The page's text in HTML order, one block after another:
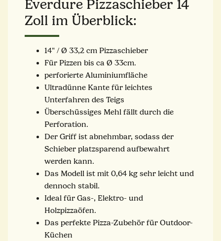
Everdure Pizzaschieber 14
Zoll im Überblick:
14" / Ø 33,2 cm Pizzaschieber
Für Pizzen bis ca Ø 33cm.
perforierte Aluminiumfläche
Ultradünne Kante für leichtes
Unterfahren des Teigs
Überschüssiges Mehl fällt durch die
Perforation.
Der Griff ist abnehmbar, sodass der
Schieber platzsparend aufbewahrt
werden kann.
Das Modell ist mit 0,64 kg sehr leicht und
dennoch stabil.
Ideal für Gas-, Elektro- und
Holzpizzaöfen.
Das perfekte Pizza-Zubehör für Outdoor-
Küchen